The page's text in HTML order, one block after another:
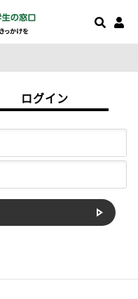
ログイン